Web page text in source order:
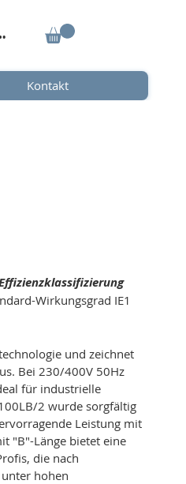
Kontakt
Wirkungsgrad IE1
und zeichnet
Bei 230/400V 50Hz
für industrielle
2 wurde sorgfältig
Leistung mit
"B"-Länge bietet eine
die nach
hohen